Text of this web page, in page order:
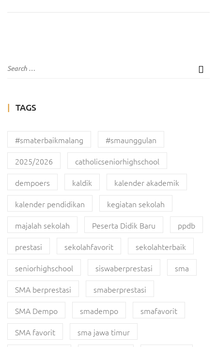
TAGS
#smaterbaikmalang
#smaunggulan
2025/2026
catholicseniorhighschool
dempoers
kaldik
kalender akademik
kalender pendidikan
kegiatan sekolah
majalah sekolah
Peserta Didik Baru
ppdb
prestasi
sekolahfavorit
sekolahterbaik
seniorhighschool
siswaberprestasi
sma
SMA berprestasi
smaberprestasi
SMA Dempo
smadempo
smafavorit
SMA favorit
sma jawa timur